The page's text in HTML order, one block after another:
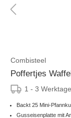
Combisteel
Poffertjes
1 - 3 Werktage
Backt 25 Mini-
Gusseisenplatte mit